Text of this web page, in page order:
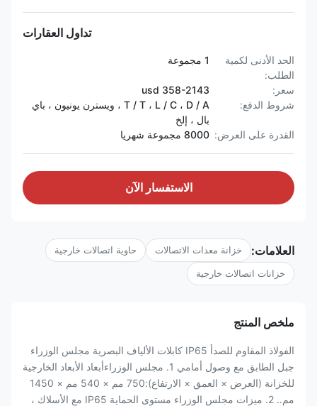
تداول العقارات
الحد الأدنى لكمية
الطلب:
1 مجموعة
سعر:
358-2143 usd
شروط الدفع:
T / T ، L / C ، D / A ، ويسترن يونيون ، باي
بال ، إلخ
القدرة على العرض: 8000 مجموعة شهريا
الاستفسار الآن
العلامات: خزانة معدات الاتصالات حاوية اتصالات خارجية
خزانات اتصالات خارجية
ملخص المنتج
الفولاذ المقاوم للصدأ IP65 كابلات الألياف البصرية مجلس الوزراء
جبل الطابق مع وصول أمامي 1. مجلس الوزراءأبعاد الأبعاد الخارجية
للخزانة (العرض × العمق × الارتفاع):750 مم × 540 مم × 1450
مم.. 2. ميزات مجلس الوزراء مستوى الحماية IP65 مع الأسلاك ،